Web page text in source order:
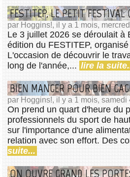
FESTITEP, LE PETIT FESTIVAL
par Hoggins!, il y a 1 mois,
Le 3 juillet 2026 se déroulait à
édition du FESTITEP,
L'occasion de découvrir le
long de l'année,... lire la
BIEN MANGER POUR BIEN
par Hoggins!, il y a 1 mois, samedi
On prend un quart d'heure du
professionnels du sport de
sur l'importance d'une
relation avec son effort. Des
suite...
ON OUVRE GRAND LES